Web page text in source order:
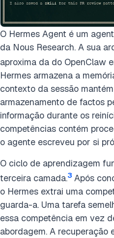
O Hermes Agent é um
da Nous Research. A sua
aproxima da do OpenClaw
Hermes armazena a
contexto da sessão
armazenamento de factos
informação durante os
competências contém
o agente escreveu por si
O ciclo de aprendizagem
terceira camada.3 Após
o Hermes extrai uma
guarda-a. Uma tarefa
essa competência em vez
abordagem. A recuperação